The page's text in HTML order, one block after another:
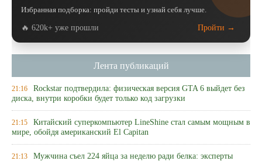
Избранная подборка: пройди тесты и узнай себя лучше.
🔥 620k+ уже прошли Пройти →
Лента публикаций
21:16 Rockstar подтвердила: физическая версия GTA 6 выйдет без
диска, внутри коробки будет только код загрузки
21:15 Китайский суперкомпьютер LineShine стал самым мощным в
мире, обойдя американский El Capitan
21:13 Мужчина съел 224 яйца за неделю ради белка: эксперты